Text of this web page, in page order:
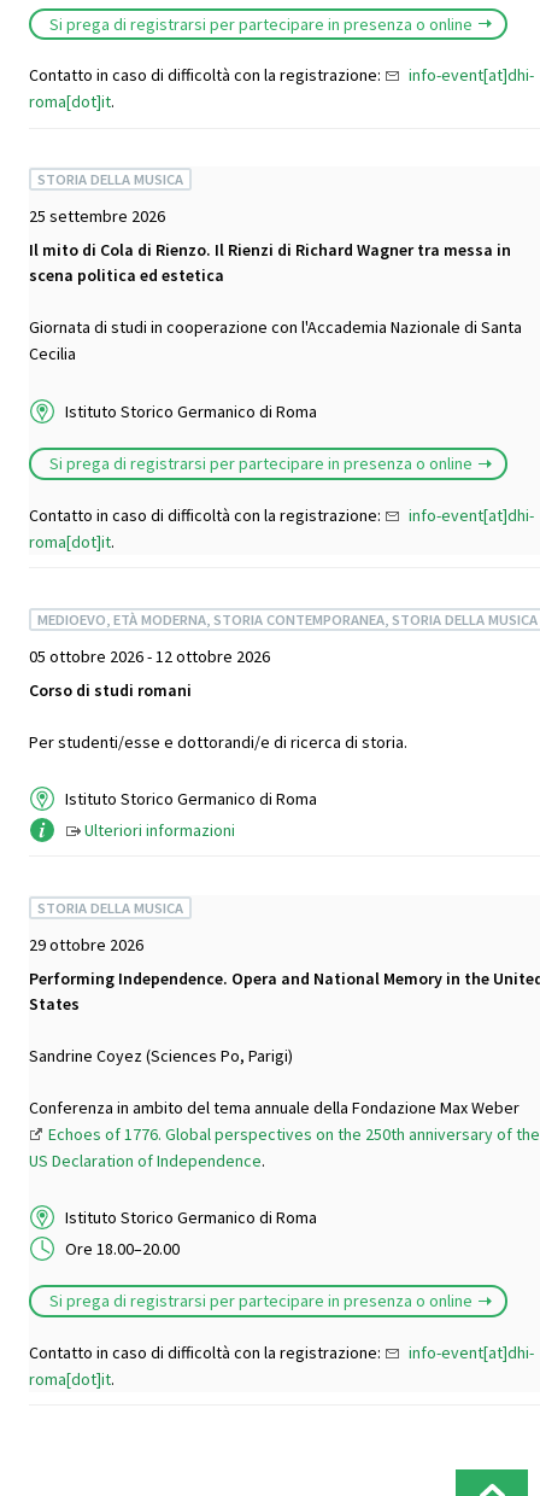
Si prega di registrarsi per partecipare in presenza o online
Contatto in caso di difficoltà con la registrazione:
info-event[at]dhi-
roma[dot]it.
STORIA DELLA MUSICA
25 settembre 2026
Il mito di Cola di Rienzo. Il Rienzi di Richard Wagner tra messa in
scena politica ed estetica
Giornata di studi in cooperazione con l'Accademia Nazionale di Santa
Cecilia
Istituto Storico Germanico di Roma
Si prega di registrarsi per partecipare in presenza o online
Contatto in caso di difficoltà con la registrazione:
info-event[at]dhi-
roma[dot]it.
MEDIOEVO, ETÀ MODERNA, STORIA CONTEMPORANEA, STORIA DELLA MUSICA
05 ottobre 2026 - 12 ottobre 2026
Corso di studi romani
Per studenti/esse e dottorandi/e di ricerca di storia.
Istituto Storico Germanico di Roma
Ulteriori informazioni
STORIA DELLA MUSICA
29 ottobre 2026
Performing Independence. Opera and National Memory in the
States
Sandrine Coyez (Sciences Po, Parigi)
Conferenza in ambito del tema annuale della Fondazione Max Weber
Echoes of 1776. Global perspectives on the 250th anniversary of the
US Declaration of Independence.
Istituto Storico Germanico di Roma
Ore 18.00–20.00
Si prega di registrarsi per partecipare in presenza o online
Contatto in caso di difficoltà con la registrazione:
info-event[at]dhi-
roma[dot]it.